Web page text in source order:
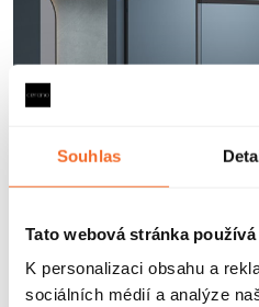
Souhlas
Tato webová stránka
K personalizaci obsahu a
sociálních médií a analýze